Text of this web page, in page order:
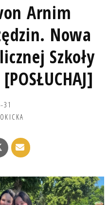
Arnim
Nowa
Szkoły
31